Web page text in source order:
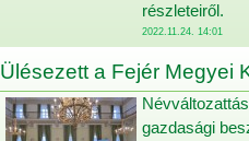
részleteiről.
2022.11.24. 14:01
Ülésezett a Fejér Megyei
gazdasági